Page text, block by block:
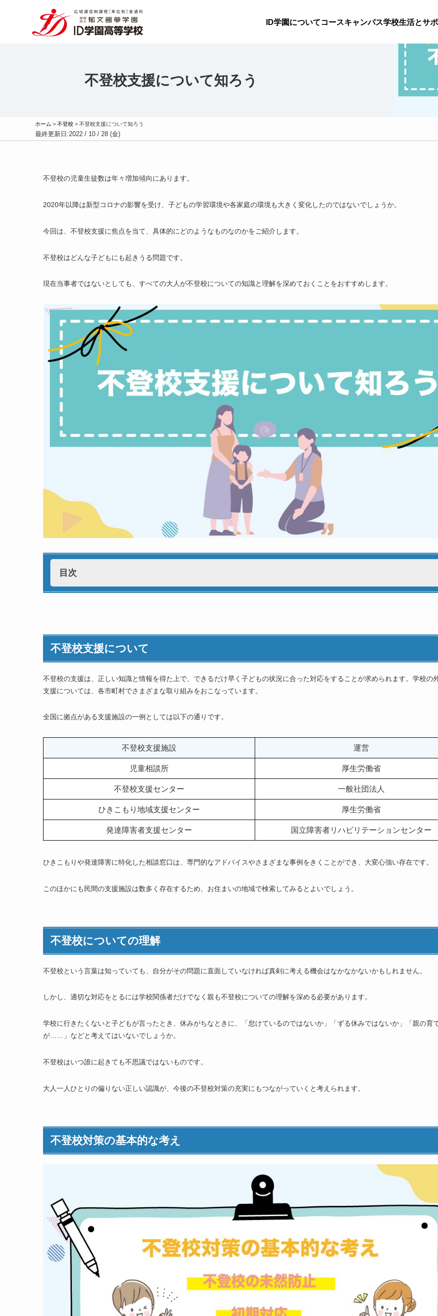
ID学園についてコースキャンパス学校生活とサ
不登校支援について知ろう
ホーム > 不登校 > 不登校支援について知ろう
最終更新日:2022 / 10 / 28 (金)
不登校の児童生徒数は年々増加傾向にあります。
2020年以降は新型コロナの影響を受け、子どもの学習環境や各家庭の環境も大きく変化したのではないでしょうか。
今回は、不登校支援に焦点を当て、具体的にどのようなものなのかをご紹介します。
不登校はどんな子どもにも起きうる問題です。
現在当事者ではないとしても、すべての大人が不登校についての知識と理解を深めておくことをおすすめします。
目次
不登校対策の基本的な考え
不登校の未然防止
初期の対応
自立支援
行政が設置する適応指導教室とは？
家庭への訪問指導も
不登校支援について
不登校の支援は、正しい知識と情報を得た上で、できるだけ早く子どもの状況に合った対応をすることが求められます。学校の
支援については、各市町村でさまざまな取り組みをおこなっています。
全国に拠点がある支援施設の一例としては以下の通りです。
不登校支援施設 運営
児童相談所 厚生労働省
不登校支援センター 一般社団法人
ひきこもり地域支援センター 厚生労働省
発達障害者支援センター 国立障害者リハビリテーションセンター
ひきこもりや発達障害に特化した相談窓口は、専門的なアドバイスやさまざまな事例をきくことができ、大変心強い存在です。
このほかにも民間の支援施設は数多く存在するため、お住まいの地域で検索してみるとよいでしょう。
不登校についての理解
不登校という言葉は知っていても、自分がその問題に直面していなければ真剣に考える機会はなかなかないかもしれません。
しかし、適切な対応をとるには学校関係者だけでなく親も不登校についての理解を深める必要があります。
学校に行きたくないと子どもが言ったとき、休みがちなときに、「怠けているのではないか」「ずる休みではないか」「親の育
が……」などと考えてはいないでしょうか。
不登校はいつ誰に起きても不思議ではないものです。
大人一人ひとりの偏りない正しい認識が、今後の不登校対策の充実にもつながっていくと考えられます。
不登校対策の基本的な考え